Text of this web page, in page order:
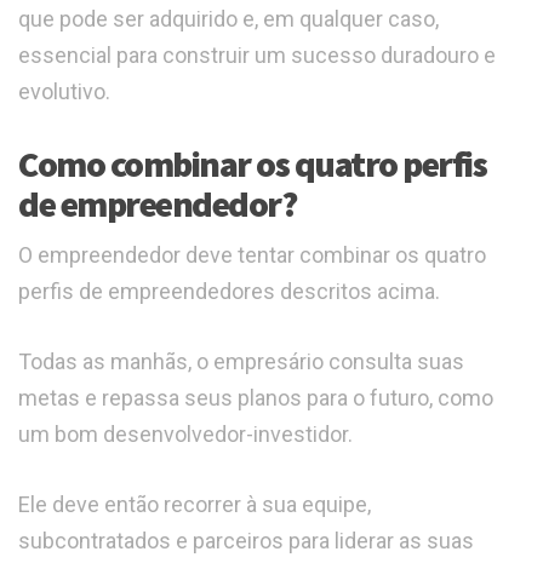
que pode ser adquirido e, em qualquer caso,
essencial para construir um sucesso duradouro e
evolutivo.
Como combinar os quatro perfis
de empreendedor?
O empreendedor deve tentar combinar os quatro
perfis de empreendedores descritos acima.
Todas as manhãs, o empresário consulta suas
metas e repassa seus planos para o futuro, como
um bom desenvolvedor-investidor.
Ele deve então recorrer à sua equipe,
subcontratados e parceiros para liderar as suas